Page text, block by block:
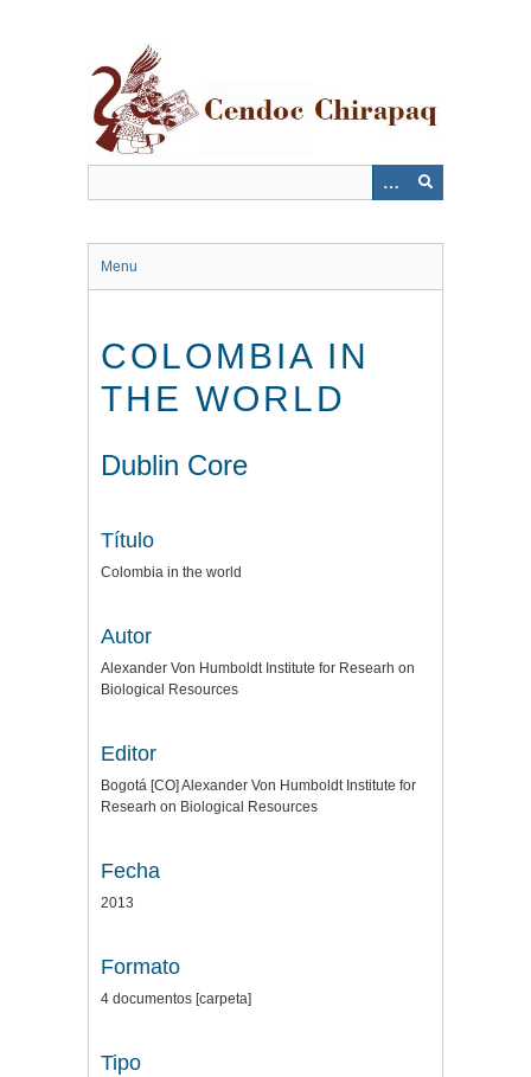
Menu
COLOMBIA IN
THE WORLD
Dublin Core
Título
Colombia in the world
Autor
Alexander Von Humboldt Institute for Researh on
Biological Resources
Editor
Bogotá [CO] Alexander Von Humboldt Institute for
Researh on Biological Resources
Fecha
2013
Formato
4 documentos [carpeta]
Tipo